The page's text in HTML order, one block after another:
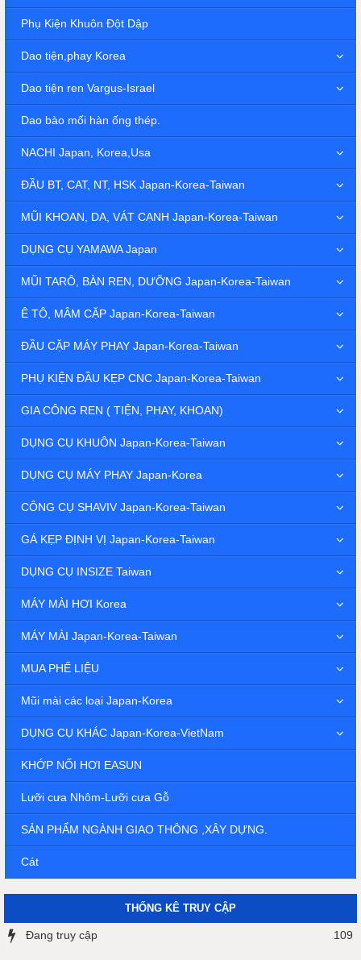
Phụ Kiện Khuôn Đột Dập
Dao tiện,phay Korea
Dao tiện ren Vargus-Israel
Dao bào mối hàn ống thép.
NACHI Japan, Korea,Usa
ĐẦU BT, CAT, NT, HSK Japan-Korea-Taiwan
MŨI KHOAN, DA, VÁT CẠNH Japan-Korea-Taiwan
DỤNG CỤ YAMAWA Japan
MŨI TARÔ, BÀN REN, DƯỠNG Japan-Korea-Taiwan
Ê TÔ, MÂM CẶP Japan-Korea-Taiwan
ĐẦU CẶP MÁY PHAY Japan-Korea-Taiwan
PHỤ KIỆN ĐẦU KẸP CNC Japan-Korea-Taiwan
GIA CÔNG REN ( TIỆN, PHAY, KHOAN)
DỤNG CỤ KHUÔN Japan-Korea-Taiwan
DỤNG CỤ MÁY PHAY Japan-Korea
CÔNG CỤ SHAVIV Japan-Korea-Taiwan
GÁ KẸP ĐỊNH VỊ Japan-Korea-Taiwan
DỤNG CỤ INSIZE Taiwan
MÁY MÀI HƠI Korea
MÁY MÀI Japan-Korea-Taiwan
MUA PHẾ LIỆU
Mũi mài các loại Japan-Korea
DỤNG CỤ KHÁC Japan-Korea-VietNam
KHỚP NỐI HƠI EASUN
Lưỡi cưa Nhôm-Lưỡi cưa Gỗ
SẢN PHẨM NGÀNH GIAO THÔNG ,XÂY DỰNG.
Cát
THỐNG KÊ TRUY CẬP
Đang truy cập 109